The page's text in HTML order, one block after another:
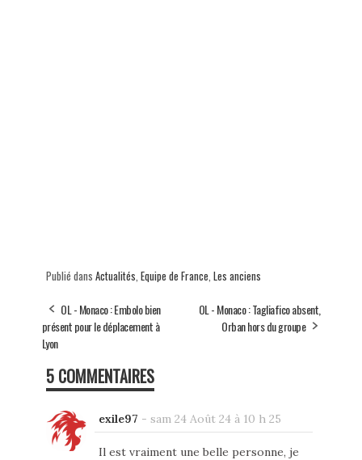
Publié dans Actualités Equipe de France Les anciens
OL - Monaco : Embolo bien
présent pour le déplacement à
Lyon
OL - Monaco : Tagliafico absent,
Orban hors du groupe
5 COMMENTAIRES
exile97 - sam 24 Août 24 à 10 h 25
Il est vraiment une belle personne, je